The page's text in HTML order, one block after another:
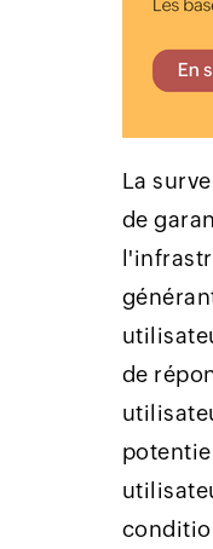
La
de
de